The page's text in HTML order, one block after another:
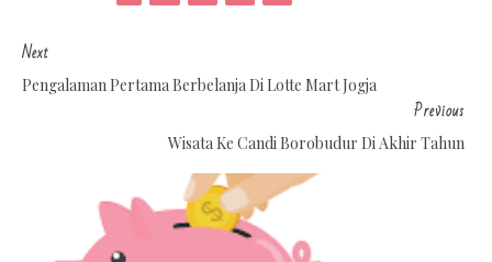
Next
Pengalaman Pertama Berbelanja Di Lotte Mart Jogja
Previous
Wisata Ke Candi Borobudur Di Akhir Tahun